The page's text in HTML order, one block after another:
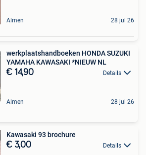
Almen 28 jul 26
werkplaatshandboeken HONDA SUZUKI
YAMAHA KAWASAKI *NIEUW NL
€ 14,90 Details
Almen 28 jul 26
Kawasaki 93 brochure
€ 3,00 Details